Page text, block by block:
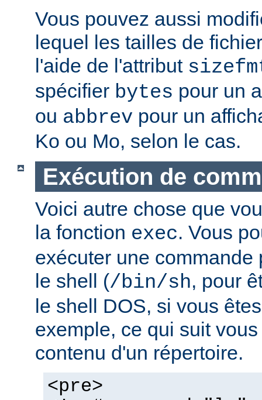
Vous pouvez aussi
lequel les tailles de
l'aide de l'attribut
spécifier bytes pour un
ou abbrev pour un
Ko ou Mo, selon le cas.
Exécution de
Voici autre chose que
la fonction exec. Vous
exécuter une commande
le shell (/bin/sh, pour
le shell DOS, si vous
exemple, ce qui suit
contenu d'un répertoire.
<pre>